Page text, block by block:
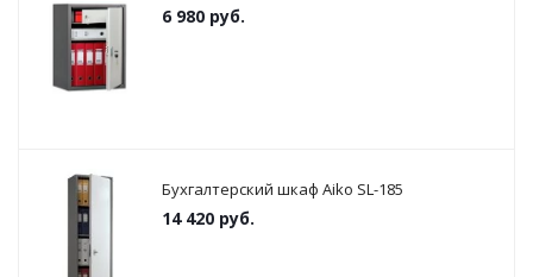
6 980 руб.
Бухгалтерский шкаф Aiko SL-185
14 420 руб.